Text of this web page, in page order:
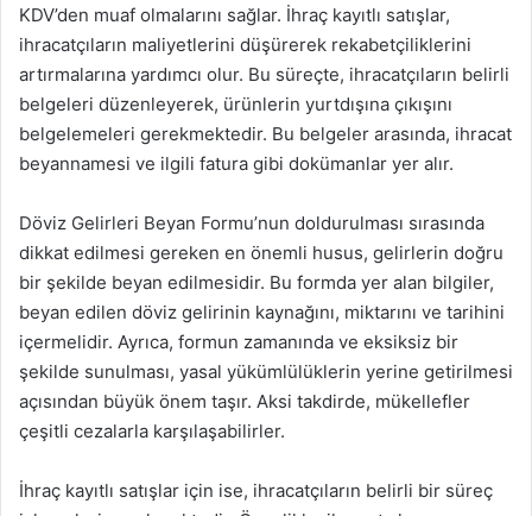
KDV’den muaf olmalarını sağlar. İhraç kayıtlı satışlar,
ihracatçıların maliyetlerini düşürerek rekabetçiliklerini
artırmalarına yardımcı olur. Bu süreçte, ihracatçıların belirli
belgeleri düzenleyerek, ürünlerin yurtdışına çıkışını
belgelemeleri gerekmektedir. Bu belgeler arasında, ihracat
beyannamesi ve ilgili fatura gibi dokümanlar yer alır.
Döviz Gelirleri Beyan Formu’nun doldurulması sırasında
dikkat edilmesi gereken en önemli husus, gelirlerin doğru
bir şekilde beyan edilmesidir. Bu formda yer alan bilgiler,
beyan edilen döviz gelirinin kaynağını, miktarını ve tarihini
içermelidir. Ayrıca, formun zamanında ve eksiksiz bir
şekilde sunulması, yasal yükümlülüklerin yerine getirilmesi
açısından büyük önem taşır. Aksi takdirde, mükellefler
çeşitli cezalarla karşılaşabilirler.
İhraç kayıtlı satışlar için ise, ihracatçıların belirli bir süreç